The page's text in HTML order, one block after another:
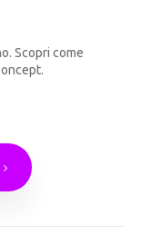
Scopri come